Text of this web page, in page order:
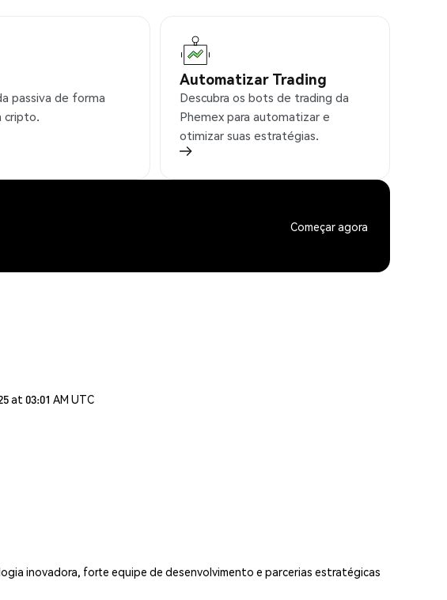
passiva de forma
cripto.
Automatizar Trading
Descubra os bots de trading da
Phemex para automatizar e
otimizar suas estratégias.
Começar agora
at 03:01 AM UTC
inovadora, forte equipe de desenvolvimento e parcerias estratégicas